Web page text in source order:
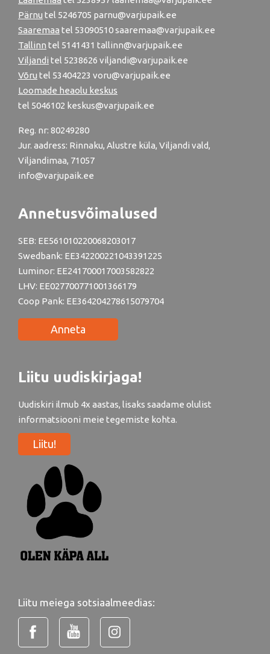
Pärnu tel 5246705 parnu@varjupaik.ee
Saaremaa tel 53090510 saaremaa@varjupaik.ee
Tallinn tel 5141431 tallinn@varjupaik.ee
Viljandi tel 5238626 viljandi@varjupaik.ee
Võru tel 53404223 voru@varjupaik.ee
Loomade heaolu keskus
tel 5046102 keskus@varjupaik.ee
Reg. nr: 80249280
Jur. aadress: Rinnaku, Alustre küla, Viljandi vald,
Viljandimaa, 71057
info@varjupaik.ee
Annetusvõimalused
SEB: EE561010220068203017
Swedbank: EE342200221043391225
Luminor: EE241700017003582822
LHV: EE027700771001366179
Coop Pank: EE364204278615079704
Anneta
Liitu uudiskirjaga!
Uudiskiri ilmub 4x aastas, lisaks saadame olulist
informatsiooni meie tegemiste kohta.
Liitu!
Liitu meiega sotsiaalmeedias: